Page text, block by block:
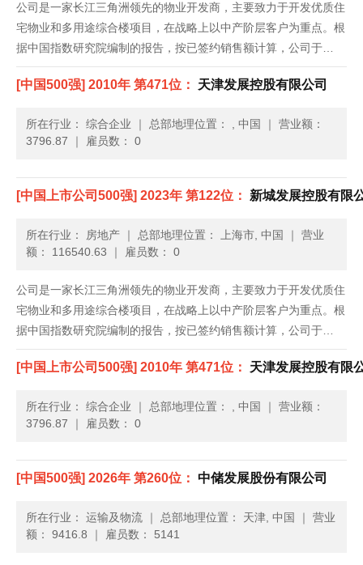
公司是一家长江三角洲领先的物业开发商，主要致力于开发优质住
宅物业和多用途综合楼项目，在战略上以中产阶层客户为重点。根
据中国指数研究院编制的报告，按已签约销售额计算，公司于
2009年和2010年在江苏省排名第一位，及于2011年排名第二位；
于2009年、2010年和2011年，按商品房的已签约销售额和......
[中国500强] 2010年 第471位： 天津发展控股有限公司
所在行业： 综合企业 ｜ 总部地理位置： , 中国 ｜ 营业额：
3796.87 ｜ 雇员数： 0
[中国上市公司500强] 2023年 第122位： 新城发展控股有限
所在行业： 房地产 ｜ 总部地理位置： 上海市, 中国 ｜ 营业
额： 116540.63 ｜ 雇员数： 0
公司是一家长江三角洲领先的物业开发商，主要致力于开发优质住
宅物业和多用途综合楼项目，在战略上以中产阶层客户为重点。根
据中国指数研究院编制的报告，按已签约销售额计算，公司于
2009年和2010年在江苏省排名第一位，及于2011年排名第二位；
于2009年、2010年和2011年，按商品房的已签约销售额和......
[中国上市公司500强] 2010年 第471位： 天津发展控股有限
所在行业： 综合企业 ｜ 总部地理位置： , 中国 ｜ 营业额：
3796.87 ｜ 雇员数： 0
[中国500强] 2026年 第260位： 中储发展股份有限公司
所在行业： 运输及物流 ｜ 总部地理位置： 天津, 中国 ｜ 营业
额： 9416.8 ｜ 雇员数： 5141